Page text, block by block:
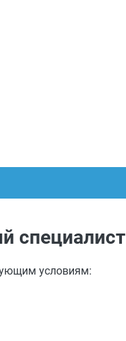
условиям: